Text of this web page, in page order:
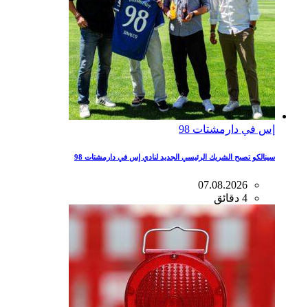
إس في دارمشتات 98
سينالكو تصبح الشريك الرئيسي الجديد لنادي إس في دارمشتات 98
07.08.2026
4 دقائق